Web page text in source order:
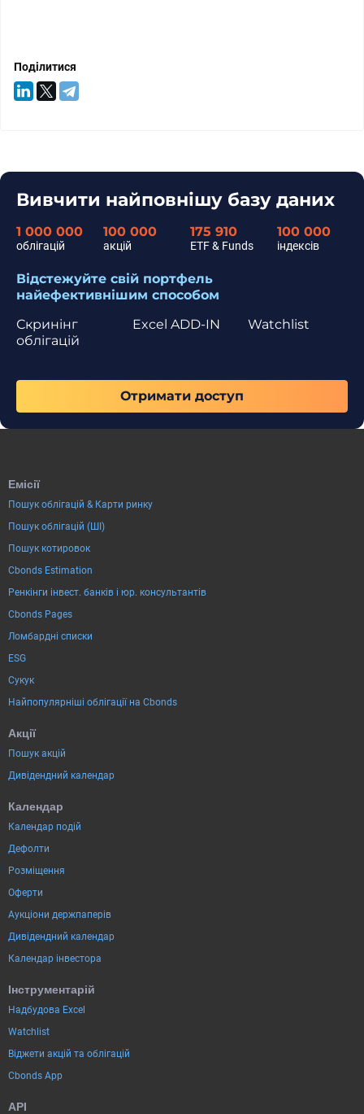
Поділитися
Вивчити найповнішу базу даних
1 000 000
облігацій
100 000
акцій
175 910
ETF & Funds
100 000
індексів
Відстежуйте свій портфель
найефективнішим способом
Скринінг
облігацій
Watchlist
Excel ADD-IN
Отримати доступ
Емісії
Пошук облігацій & Карти ринку
Пошук облігацій (ШІ)
Пошук котировок
Cbonds Estimation
Ренкінги інвест. банків і юр. консультантів
Cbonds Pages
Ломбардні списки
ESG
Сукук
Найпопулярніші облігації на Cbonds
Акції
Пошук акцій
Дивідендний календар
Календар
Календар подій
Дефолти
Розміщення
Оферти
Аукціони держпаперів
Дивідендний календар
Календар інвестора
Інструментарій
Надбудова Excel
Watchlist
Віджети акцій та облігацій
Cbonds App
API